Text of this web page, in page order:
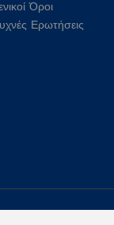
Όροι
Ερωτήσεις